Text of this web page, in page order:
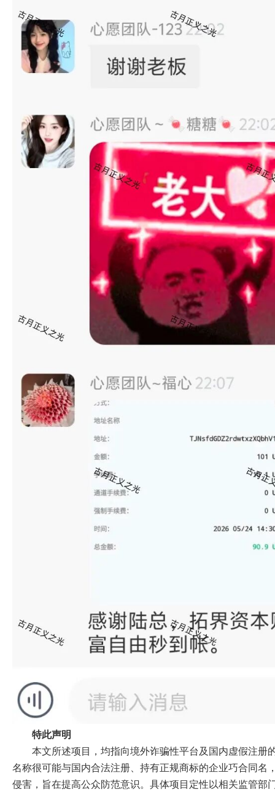
特此声明
本文所述项目，均指向境外诈骗性平台及国内虚假注册
名称很可能与国内合法注册、持有正规商标的企业巧合同
侵害，旨在提高公众防范意识。具体项目定性以相关监管